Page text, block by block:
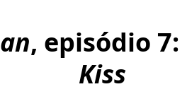
, episódio 7:
Kiss